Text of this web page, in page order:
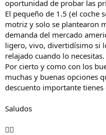
oportunidad de probar las
El pequeño de 1.5 (el coche
motriz y solo se plantearon
demanda del mercado
ligero, vivo, divertidísimo si
relajado cuando lo necesitas.
Por cierto y como con los
muchas y buenas opciones
descuento importante tienes
Saludos
✌🏻